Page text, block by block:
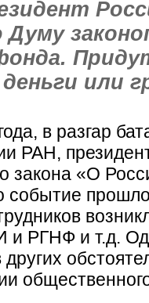
или
в разгар
РАН,
закона «О
событие
РГНФ и т.д.